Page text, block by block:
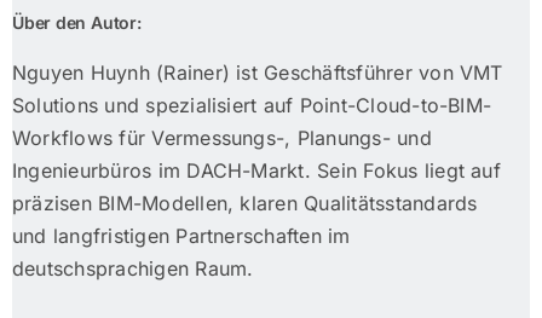
Über den Autor:
Nguyen Huynh (Rainer) ist Geschäftsführer von VMT
Solutions und spezialisiert auf Point-Cloud-to-BIM-
Workflows für Vermessungs-, Planungs- und
Ingenieurbüros im DACH-Markt. Sein Fokus liegt auf
präzisen BIM-Modellen, klaren Qualitätsstandards
und langfristigen Partnerschaften im
deutschsprachigen Raum.